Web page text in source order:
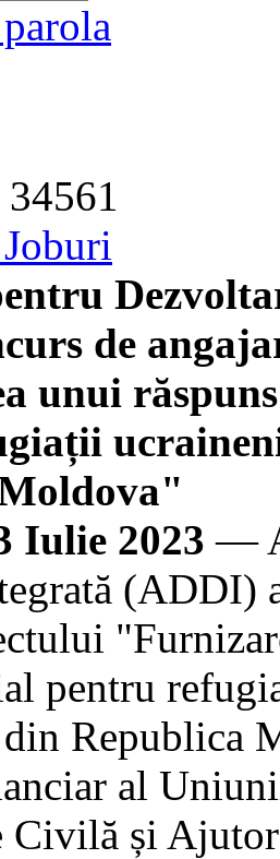
de
unui
Iulie 2023 —
(ADDI)
pentru
Republica
al
Civilă și